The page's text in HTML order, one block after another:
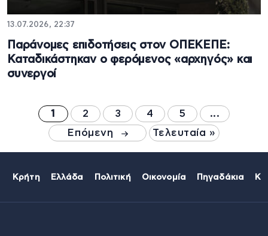
13.07.2026, 22:37
Παράνομες επιδοτήσεις στον ΟΠΕΚΕΠΕ:
Καταδικάστηκαν ο φερόμενος «αρχηγός» και
συνεργοί
1 2 3 4 5
...
Επόμενη
Τελευταία »
Κρήτη Ελλάδα Πολιτική Οικονομία Πηγαδάκια